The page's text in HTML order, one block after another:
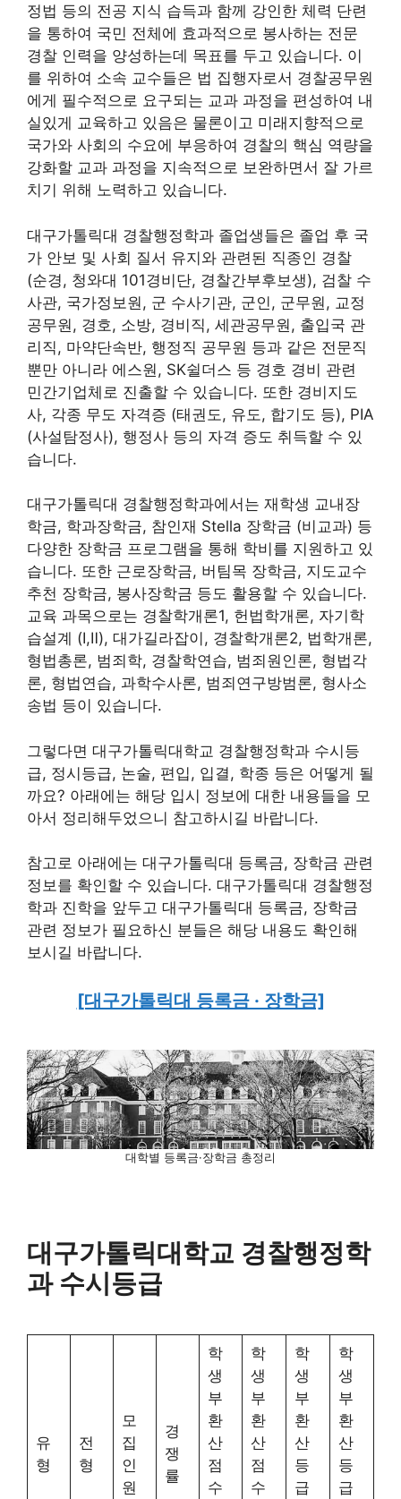
정법 등의 전공 지식 습득과 함께 강인한 체력 단련
을 통하여 국민 전체에 효과적으로 봉사하는 전문
경찰 인력을 양성하는데 목표를 두고 있습니다. 이
를 위하여 소속 교수들은 법 집행자로서 경찰공무원
에게 필수적으로 요구되는 교과 과정을 편성하여 내
실있게 교육하고 있음은 물론이고 미래지향적으로
국가와 사회의 수요에 부응하여 경찰의 핵심 역량을
강화할 교과 과정을 지속적으로 보완하면서 잘 가르
치기 위해 노력하고 있습니다.
대구가톨릭대 경찰행정학과 졸업생들은 졸업 후 국
가 안보 및 사회 질서 유지와 관련된 직종인 경찰
(순경, 청와대 101경비단, 경찰간부후보생), 검찰 수
사관, 국가정보원, 군 수사기관, 군인, 군무원, 교정
공무원, 경호, 소방, 경비직, 세관공무원, 출입국 관
리직, 마약단속반, 행정직 공무원 등과 같은 전문직
뿐만 아니라 에스원, SK쉴더스 등 경호 경비 관련
민간기업체로 진출할 수 있습니다. 또한 경비지도
사, 각종 무도 자격증 (태권도, 유도, 합기도 등), PIA
(사설탐정사), 행정사 등의 자격 증도 취득할 수 있
습니다.
대구가톨릭대 경찰행정학과에서는 재학생 교내장
학금, 학과장학금, 참인재 Stella 장학금 (비교과) 등
다양한 장학금 프로그램을 통해 학비를 지원하고 있
습니다. 또한 근로장학금, 버팀목 장학금, 지도교수
추천 장학금, 봉사장학금 등도 활용할 수 있습니다.
교육 과목으로는 경찰학개론1, 헌법학개론, 자기학
습설계 (Ⅰ,Ⅱ), 대가길라잡이, 경찰학개론2, 법학개론,
형법총론, 범죄학, 경찰학연습, 범죄원인론, 형법각
론, 형법연습, 과학수사론, 범죄연구방범론, 형사소
송법 등이 있습니다.
그렇다면 대구가톨릭대학교 경찰행정학과 수시등
급, 정시등급, 논술, 편입, 입결, 학종 등은 어떻게 될
까요? 아래에는 해당 입시 정보에 대한 내용들을 모
아서 정리해두었으니 참고하시길 바랍니다.
참고로 아래에는 대구가톨릭대 등록금, 장학금 관련
정보를 확인할 수 있습니다. 대구가톨릭대 경찰행정
학과 진학을 앞두고 대구가톨릭대 등록금, 장학금
관련 정보가 필요하신 분들은 해당 내용도 확인해
보시길 바랍니다.
[대구가톨릭대 등록금 · 장학금]
대학별 등록금·장학금 총정리
대구가톨릭대학교 경찰행정학
과 수시등급
유
형
전
형
모
집
인
원
경
쟁
률
학
생
부
환
산
점
수
학
생
부
환
산
점
수
학
생
부
환
산
등
급
학
생
부
환
산
등
급